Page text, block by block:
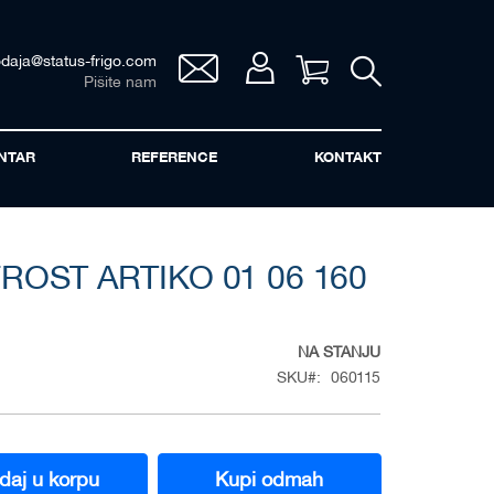
Vaša korpa
frigo.com
Pišite nam
REFERENCE KONTAKT
ARTIKO 01 06 160
NA STANJU
SKU
060115
u korpu Kupi odmah